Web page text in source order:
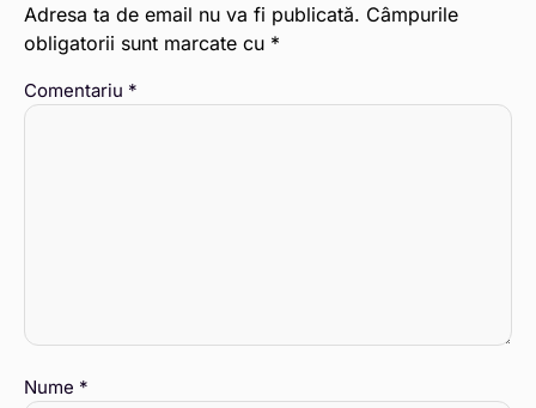
Adresa ta de email nu va fi publicată. Câmpurile
obligatorii sunt marcate cu *
Comentariu *
Nume *